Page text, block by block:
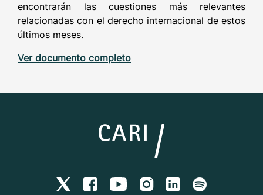
encontrarán las cuestiones más relevantes
relacionadas con el derecho internacional de estos
últimos meses.
Ver documento completo